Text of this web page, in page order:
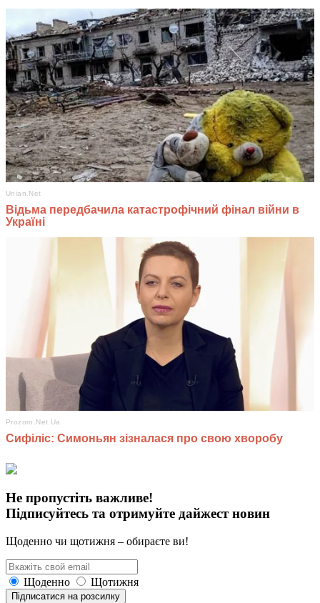
Не пропустіть важливе!
Підписуйтесь та отримуйте дайжест новин
Щоденно чи щотижня – обираєте ви!
Щоденно Щотижня
Підписатися на розсилку